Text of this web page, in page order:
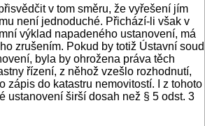
v tom směru, že vyřešení jím
není jednoduché. Přichází-li však v
výklad napadeného ustanovení, má
zrušením. Pokud by totiž Ústavní soud
byla by ohrožena práva těch
řízení, z něhož vzešlo rozhodnutí,
zápis do katastru nemovitostí. I z tohoto
ustanovení širší dosah než § 5 odst. 3